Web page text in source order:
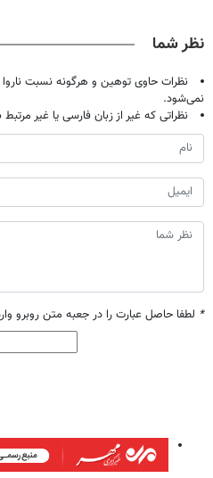
نظر شما
نظرات حاوی توهین و هرگونه نسبت
نمی‌شود.
نظراتی که غیر از زبان فارسی یا غیر
* لطفا حاصل عبارت را در جعبه متن روبرو